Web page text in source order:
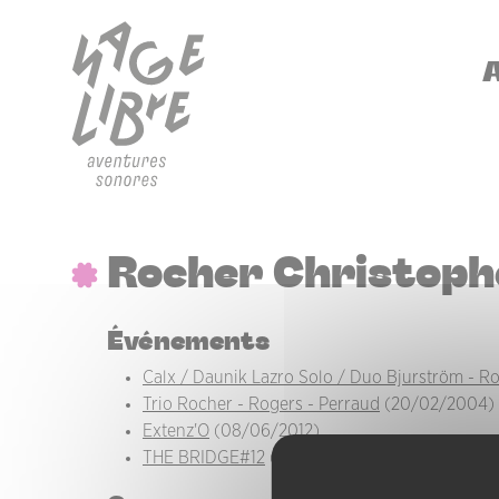
Rocher
Événements
Calx / Daunik Lazro Solo / Duo Bjurström -
Trio Rocher - Rogers - Perraud (20/02/2004)
Extenz'O (08/06/2012)
THE BRIDGE#12 (10/10/2019)